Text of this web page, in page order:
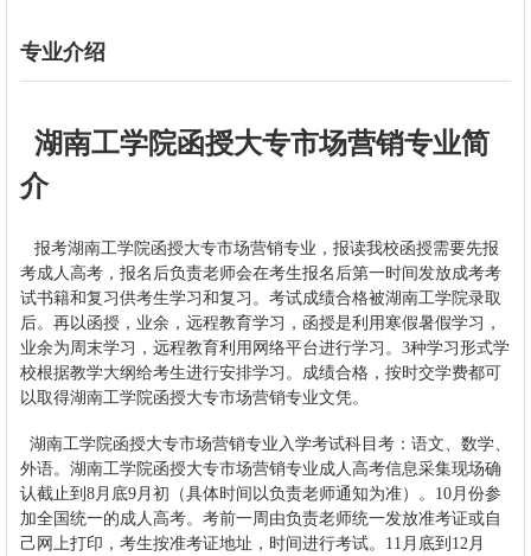
专业介绍
湖南工学院函授大专市场营销专业简
介
报考湖南工学院函授大专市场营销专业，报读我校函授需要先报
考成人高考，报名后负责老师会在考生报名后第一时间发放成考考
试书籍和复习供考生学习和复习。考试成绩合格被湖南工学院录取
后。再以函授，业余，远程教育学习，函授是利用寒假暑假学习，
业余为周末学习，远程教育利用网络平台进行学习。3种学习形式学
校根据教学大纲给考生进行安排学习。成绩合格，按时交学费都可
以取得湖南工学院函授大专市场营销专业文凭。
湖南工学院函授大专市场营销专业入学考试科目考：语文、数学、
外语。湖南工学院函授大专市场营销专业成人高考信息采集现场确
认截止到8月底9月初（具体时间以负责老师通知为准）。10月份参
加全国统一的成人高考。考前一周由负责老师统一发放准考证或自
己网上打印，考生按准考证地址，时间进行考试。11月底到12月